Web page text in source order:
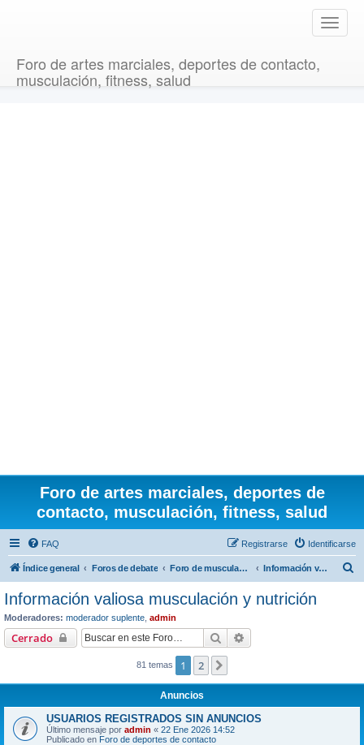
T
o
Foro de artes marciales, deportes de contacto,
musculación, fitness, salud
Foro de artes marciales, deportes de
contacto, musculación, fitness, salud
FAQ Identificarse
Registrarse
Índice general Foros de debate Foro de musculación y nutrición Información valiosa musculación y nutrición
Información valiosa musculación y nutrición
Moderadores: moderador suplente admin
Cerrado Buscar
81 temas 1 2
Anuncios
USUARIOS REGISTRADOS SIN ANUNCIOS
Último mensaje por admin « 22 Ene 2026 14:52
Publicado en Foro de deportes de contacto